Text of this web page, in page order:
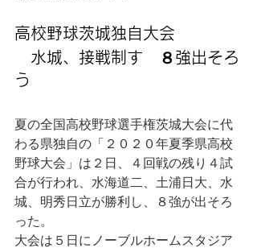
高校野球茨城独自大会
水城、接戦制す　８強出そろ
う
夏の全国高校野球選手権茨城大会に代
わる県独自の「２０２０年夏季県高校
野球大会」は２日、４回戦の残り４試
合が行われ、水海道二、土浦日大、水
城、明秀日立が勝利し、８強が出そろ
った。
大会は５日にノーブルホームスタジア